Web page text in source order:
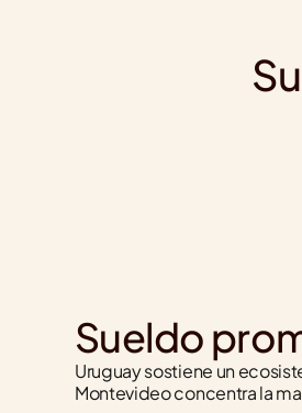
Sueldo
Uruguay sostiene un
Montevideo concentra la